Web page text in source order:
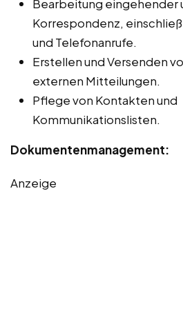
Bearbeitung eingehender
Korrespondenz,
und Telefonanrufe.
Erstellen und Versenden
externen Mitteilungen.
Pflege von Kontakten und
Kommunikationslisten.
Dokumentenmanagement:
Anzeige